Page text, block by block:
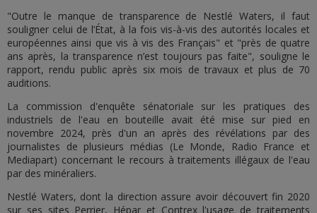
"Outre le manque de transparence de Nestlé Waters, il faut
souligner celui de l’État, à la fois vis-à-vis des autorités locales et
européennes ainsi que vis à vis des Français" et "près de quatre
ans après, la transparence n’est toujours pas faite", souligne le
rapport, rendu public après six mois de travaux et plus de 70
auditions.
La commission d'enquête sénatoriale sur les pratiques des
industriels de l'eau en bouteille avait été mise sur pied en
novembre 2024, près d'un an après des révélations par des
journalistes de plusieurs médias (Le Monde, Radio France et
Mediapart) concernant le recours à traitements illégaux de l'eau
par des minéraliers.
Nestlé Waters, dont la direction assure avoir découvert fin 2020
sur ses sites Perrier, Hépar et Contrex l'usage de traitements